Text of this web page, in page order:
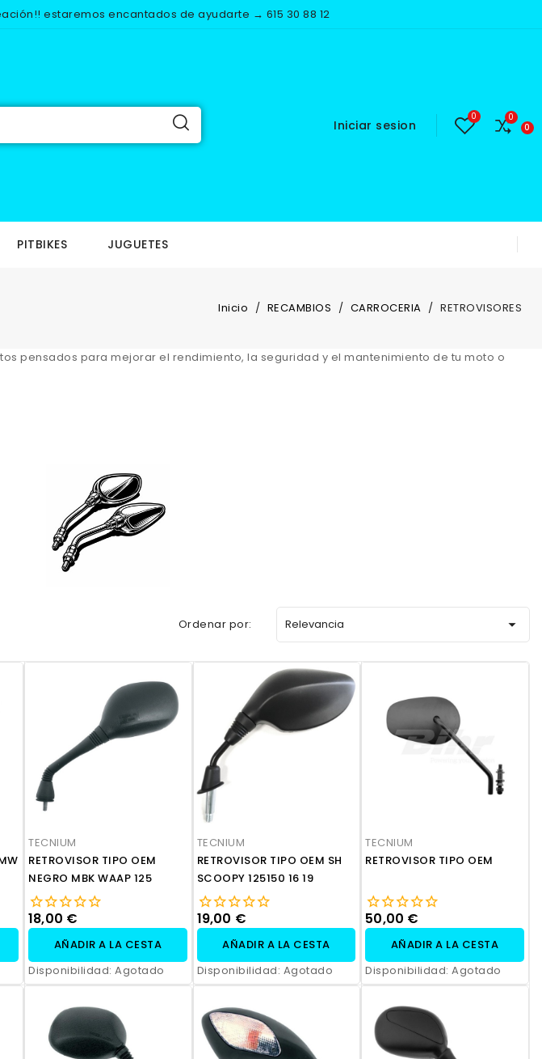
estaremos encantados de ayudarte → 615 30 88 12
Iniciar sesion
PITBIKES JUGUETES
Inicio RECAMBIOS CARROCERIA RETROVISORES
pensados para mejorar el rendimiento, la seguridad y el mantenimiento de tu moto o
Ordenar por: Relevancia 
TECNIUM
RETROVISOR TIPO OEM
NEGRO MBK WAAP 125
18,00 €
AÑADIR A LA CESTA
Disponibilidad:Agotado
TECNIUM
RETROVISOR TIPO OEM SH
SCOOPY 125150 16 19
19,00 €
AÑADIR A LA CESTA
Disponibilidad: Agotado
TECNIUM
RETROVISOR TIPO OEM
50,00 €
AÑADIR A LA CESTA
Disponibilidad:Agotado